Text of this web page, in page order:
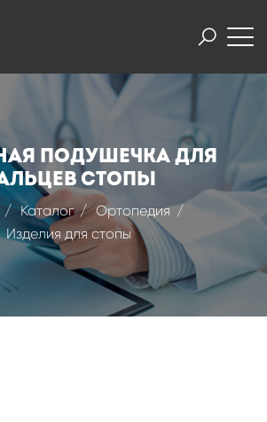
подушечка для
стопы
Каталог
Ортопедия
Изделия для стопы